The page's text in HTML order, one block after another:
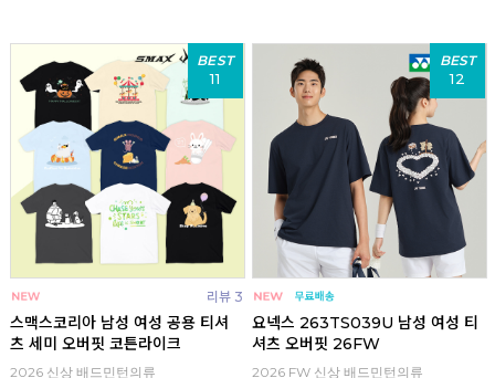
BEST
11
리뷰 3
스맥스코리아 남성 여성 공용 티셔
츠 세미 오버핏 코튼라이크
2026 신상 배드민턴의류
BEST
12
요넥스 263TS039U 남성 여성 티
셔츠 오버핏 26FW
2026 FW 신상 배드민턴의류